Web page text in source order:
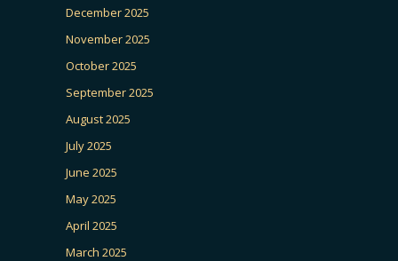
December 2025
November 2025
October 2025
September 2025
August 2025
July 2025
June 2025
May 2025
April 2025
March 2025